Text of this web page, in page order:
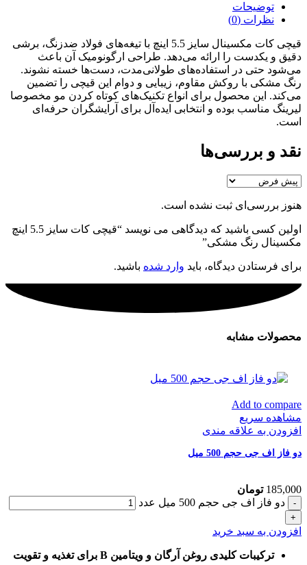
توضیحات
نظرات (0)
قیچی کات مکسینال سایز 5.5 اینچ با تیغه‌های فولاد ضدزنگ، برشی
دقیق و یکدست را ارائه می‌دهد. طراحی ارگونومیک آن باعث
می‌شود حتی در استفاده‌های طولانی‌مدت، دست‌ها خسته نشوند.
رنگ مشکی با روکش مقاوم، زیبایی و دوام این قیچی را تضمین
می‌کند. این محصول برای انواع تکنیک‌های کوتاه کردن مو مخصوصا
لیرینگ مناسب بوده و انتخابی ایده‌آل برای آرایشگران حرفه‌ای
است.
نقد و بررسی‌ها
هنوز بررسی‌ای ثبت نشده است.
اولین کسی باشید که دیدگاهی می نویسد “قیچی کات سایز 5.5 اینچ
مکسینال رنگ مشکی”
برای فرستادن دیدگاه، باید وارد شده باشید.
محصولات مشابه
Add to compare
مشاهده سریع
افزودن به علاقه مندی
دو فاز اف جی حجم 500 میل
185,000 تومان
دو فاز اف جی حجم 500 میل عدد
افزودن به سبد خرید
ترکیبات کلیدی روغن آرگان و ویتامین B برای تغذیه و تقویت